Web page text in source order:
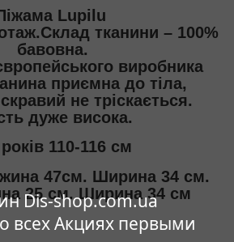
Dis-shop.com.ua
всех Акциях первыми
Lupilu
тканини – 100%
бавовна.
виробника
приємна до тіла,
не тріскається.
дуже висока.
110-116 см
47см. Ширина 34 см.
25 см. Ширина 34 см